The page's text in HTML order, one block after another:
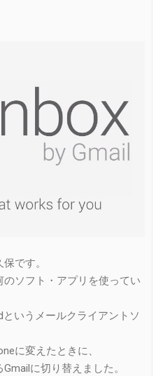
です。
ソフト・アプリを使ってい
いうメールクライアントソ
に変えたときに、
に切り替えました。